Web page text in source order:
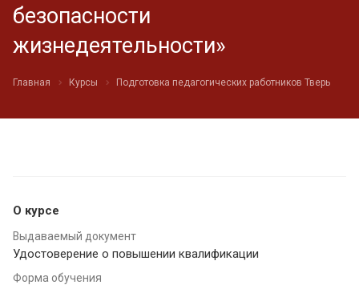
безопасности
жизнедеятельности»
Главная Курсы Подготовка педагогических работников Тверь
О курсе
Выдаваемый документ
Удостоверение о повышении квалификации
Форма обучения